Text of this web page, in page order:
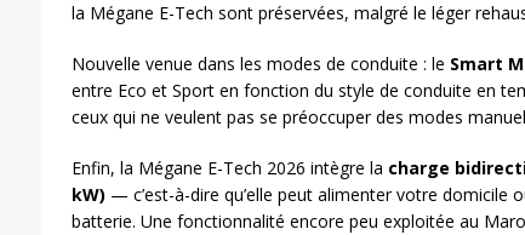
la Mégane E-Tech sont préservées, malgré le léger
Nouvelle venue dans les modes de conduite : le Smart
entre Eco et Sport en fonction du style de conduite en
ceux qui ne veulent pas se préoccuper des modes
Enfin, la Mégane E-Tech 2026 intègre la charge
kW) — c’est-à-dire qu’elle peut alimenter votre domicile
batterie. Une fonctionnalité encore peu exploitée au